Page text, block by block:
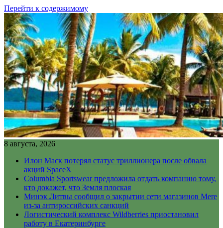
Перейти к содержимому
8 августа, 2026
Илон Маск потерял статус триллионера после обвала
акций SpaceX
Columbia Sportswear предложила отдать компанию тому,
кто докажет, что Земля плоская
Минэк Литвы сообщил о закрытии сети магазинов Mere
из-за антироссийских санкций
Логистический комплекс Wildberries приостановил
работу в Екатеринбурге